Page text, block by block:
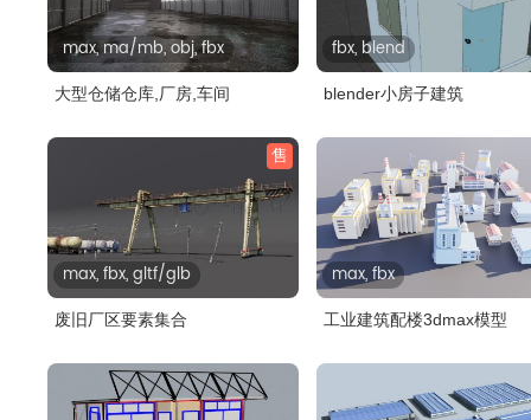
max, ma/mb, obj, fbx
大型仓储仓库,厂房,车间
fbx, blend
blender小房子建筑
售
max, fbx, gltf/glb
废旧厂区要素集合
max, fbx
工业建筑配楼3dmax模型